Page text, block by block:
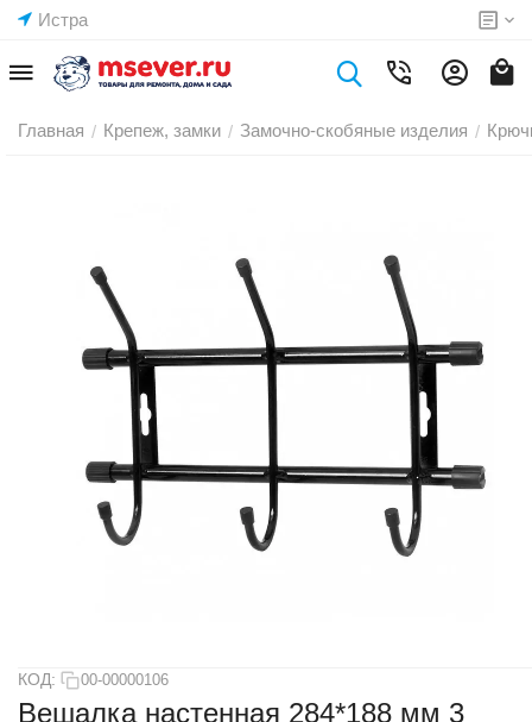
Истра
Главная / Крепеж, замки / Замочно-скобяные изделия /
КОД: 00-00000106
Вешалка настенная 284*188 мм 3